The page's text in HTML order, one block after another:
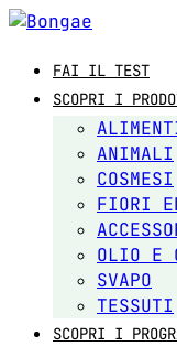
FAI IL TEST
SCOPRI I
ANIMALI
COSMESI
FIORI
OLIO E
SVAPO
TESSUTI
SCOPRI I